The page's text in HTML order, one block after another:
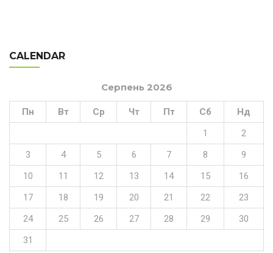
CALENDAR
Серпень 2026
Пн Вт Ср Чт Пт Сб
Нд
1
2
3
4 5 6 7 8
9
10
11 12 13 14 15
16
17
18 19 20 21 22
23
24
25 26 27 28 29
30
31